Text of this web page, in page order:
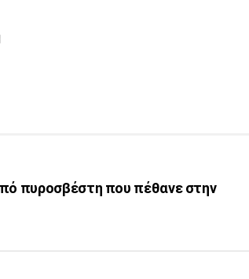
πυροσβέστη που πέθανε στην